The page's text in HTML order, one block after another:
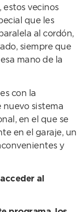
estos vecinos
que les
al cordón,
siempre que
mano de la
con la
sistema
en el que se
en el garaje, un
y
al